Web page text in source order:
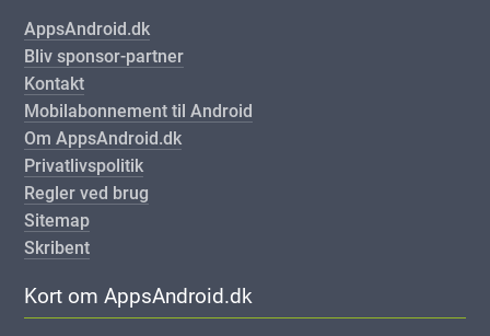
AppsAndroid.dk
Bliv sponsor-partner
Kontakt
Mobilabonnement til Android
Om AppsAndroid.dk
Privatlivspolitik
Regler ved brug
Sitemap
Skribent
Kort om AppsAndroid.dk